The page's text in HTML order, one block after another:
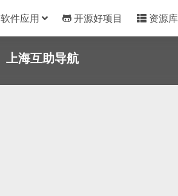
软件应用 开源好项目 资源库
上海互助导航